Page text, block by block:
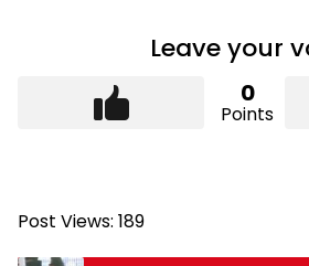
Leave your
0
Points
Post Views: 189